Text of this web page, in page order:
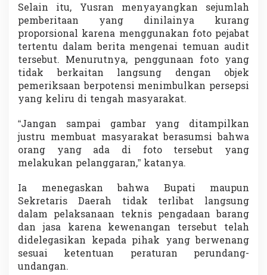
Selain itu, Yusran menyayangkan sejumlah
pemberitaan yang dinilainya kurang
proporsional karena menggunakan foto pejabat
tertentu dalam berita mengenai temuan audit
tersebut. Menurutnya, penggunaan foto yang
tidak berkaitan langsung dengan objek
pemeriksaan berpotensi menimbulkan persepsi
yang keliru di tengah masyarakat.
“Jangan sampai gambar yang ditampilkan
justru membuat masyarakat berasumsi bahwa
orang yang ada di foto tersebut yang
melakukan pelanggaran,” katanya.
Ia menegaskan bahwa Bupati maupun
Sekretaris Daerah tidak terlibat langsung
dalam pelaksanaan teknis pengadaan barang
dan jasa karena kewenangan tersebut telah
didelegasikan kepada pihak yang berwenang
sesuai ketentuan peraturan perundang-
undangan.